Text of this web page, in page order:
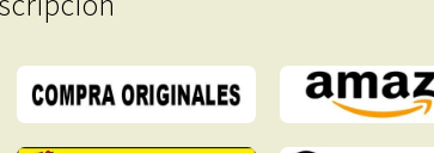
Descarga
cantidad